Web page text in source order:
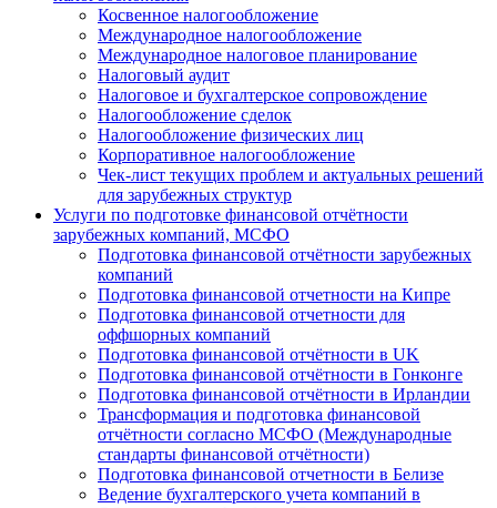
Косвенное налогообложение
Международное налогообложение
Международное налоговое планирование
Налоговый аудит
Налоговое и бухгалтерское сопровождение
Налогообложение сделок
Налогообложение физических лиц
Корпоративное налогообложение
Чек-лист текущих проблем и актуальных решений
для зарубежных структур
Услуги по подготовке финансовой отчётности
зарубежных компаний, МСФО
Подготовка финансовой отчётности зарубежных
компаний
Подготовка финансовой отчетности на Кипре
Подготовка финансовой отчетности для
оффшорных компаний
Подготовка финансовой отчётности в UK
Подготовка финансовой отчётности в Гонконге
Подготовка финансовой отчётности в Ирландии
Трансформация и подготовка финансовой
отчётности согласно МСФО (Международные
стандарты финансовой отчётности)
Подготовка финансовой отчетности в Белизе
Ведение бухгалтерского учета компаний в